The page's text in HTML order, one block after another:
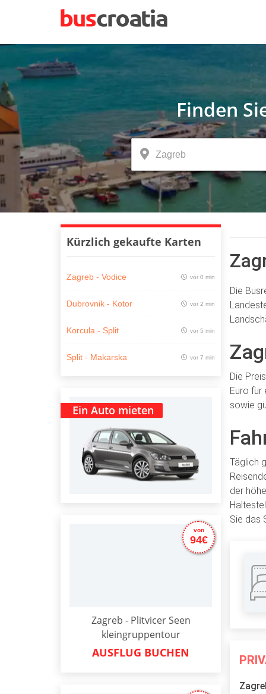
Finden
Kürzlich gekaufte Karten
Zagreb - Vodice vor 0 min
Dubrovnik - Kotor vor 2 min
Korcula - Split vor 5 min
Split - Makarska vor 7 min
Ein Auto mieten
Zagreb - Plitvicer Seen
kleingruppentour
von
94€
AUSFLUG BUCHEN
Die
Die
Euro für
sowie
Täglich
der
Sie das